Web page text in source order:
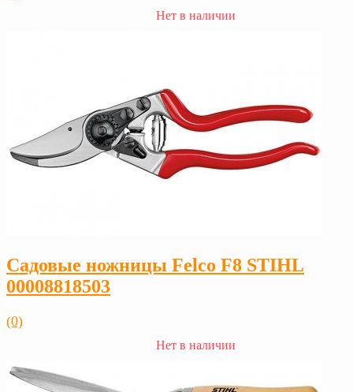
Нет в наличии
Садовые ножницы Felco F8 STIHL
00008818503
(0)
Нет в наличии